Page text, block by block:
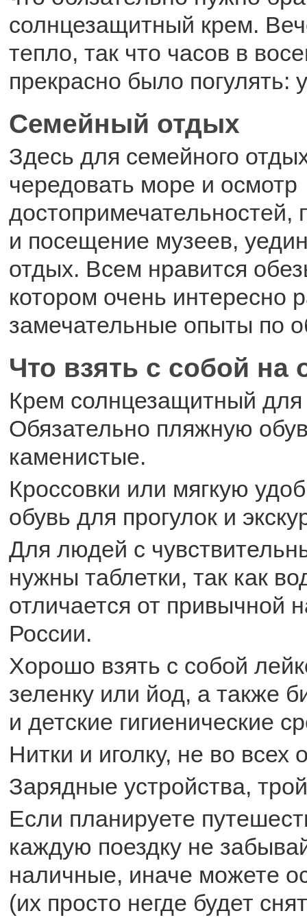
солнцезащитный крем.
тепло, так что часов в
прекрасно было погулять:
Семейный отдых
Здесь для семейного
чередовать море и осмотр
достопримечательностей,
и посещение музеев,
отдых. Всем нравится
котором очень интересно
замечательные опыты по
Что взять с собой на
Крем солнцезащитный
Обязательно пляжную
каменистые.
Кроссовки или мягкую
обувь для прогулок и
Для людей с
нужны таблетки, так как
отличается от привычной
России.
Хорошо взять с собой
зеленку или йод, а также
и детские гигиенические
Нитки и иголку, не во всех
Зарядные устройства,
Если планируете
каждую поездку не
наличные, иначе можете
(их просто негде будет